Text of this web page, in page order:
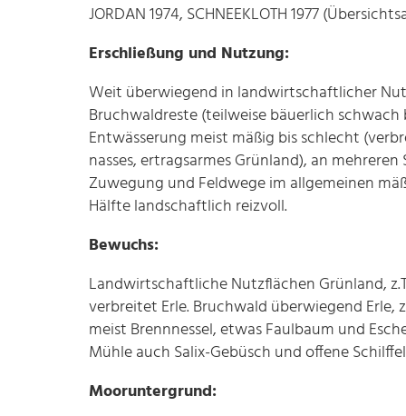
JORDAN 1974, SCHNEEKLOTH 1977
Erschließung und Nutzung:
Weit überwiegend in landwirtschaftlicher
Bruchwaldreste (teilweise bäuerlich
Entwässerung meist mäßig bis schlecht
nasses, ertragsarmes Grünland), an
Zuwegung und Feldwege im allgemeinen
Hälfte landschaftlich reizvoll.
Bewuchs:
Landwirtschaftliche Nutzflächen Grünland,
verbreitet Erle. Bruchwald überwiegend
meist Brennnessel, etwas Faulbaum und
Mühle auch Salix-Gebüsch und offene
Mooruntergrund: